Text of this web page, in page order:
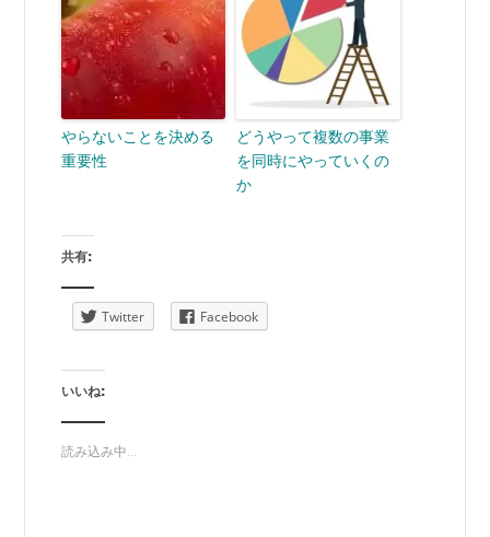
やらないことを決める
重要性
どうやって複数の事業
を同時にやっていくの
か
共有:
Twitter Facebook
いいね:
読み込み中...